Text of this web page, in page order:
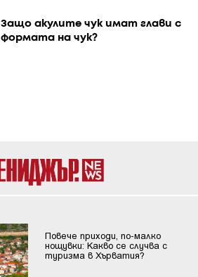
Защо акулите чук имат глави с
формата на чук?
Повече приходи, по-малко
нощувки: Какво се случва с
туризма в Хърватия?